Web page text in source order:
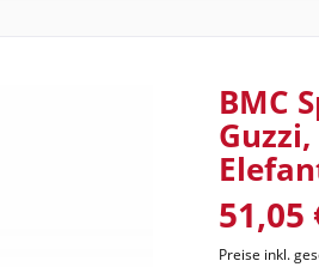
BMC
51,05
Preise inkl.